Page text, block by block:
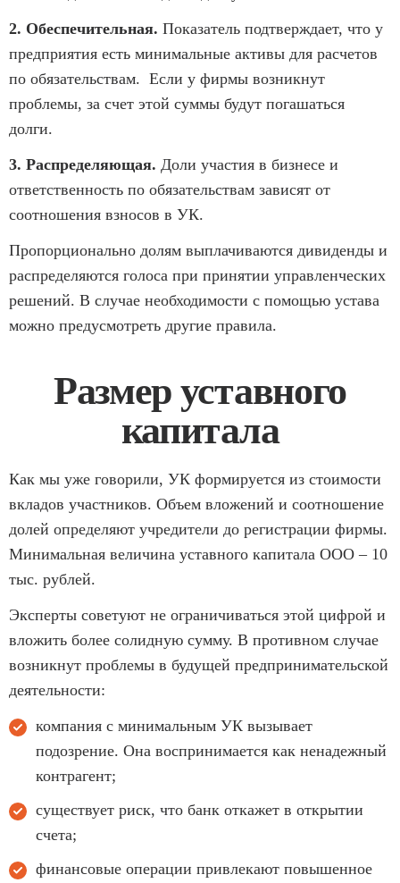
2. Обеспечительная. Показатель подтверждает, что у
предприятия есть минимальные активы для расчетов
по обязательствам. Если у фирмы возникнут
проблемы, за счет этой суммы будут погашаться
долги.
3. Распределяющая. Доли участия в бизнесе и
ответственность по обязательствам зависят от
соотношения взносов в УК.
Пропорционально долям выплачиваются дивиденды и
распределяются голоса при принятии управленческих
решений. В случае необходимости с помощью устава
можно предусмотреть другие правила.
Размер уставного
капитала
Как мы уже говорили, УК формируется из стоимости
вкладов участников. Объем вложений и соотношение
долей определяют учредители до регистрации фирмы.
Минимальная величина уставного капитала ООО – 10
тыс. рублей.
Эксперты советуют не ограничиваться этой цифрой и
вложить более солидную сумму. В противном случае
возникнут проблемы в будущей предпринимательской
деятельности:
компания с минимальным УК вызывает
подозрение. Она воспринимается как ненадежный
контрагент;
существует риск, что банк откажет в открытии
счета;
финансовые операции привлекают повышенное